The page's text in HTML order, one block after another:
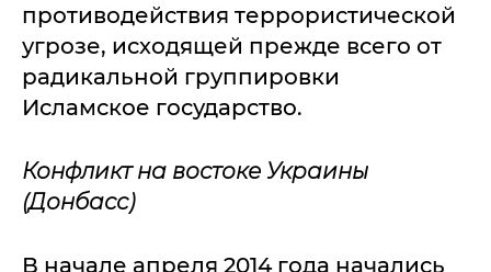
противодействия террористической
угрозе, исходящей прежде всего от
радикальной группировки
Исламское государство.
Конфликт на востоке Украины
(Донбасс)
В начале апреля 2014 года начались